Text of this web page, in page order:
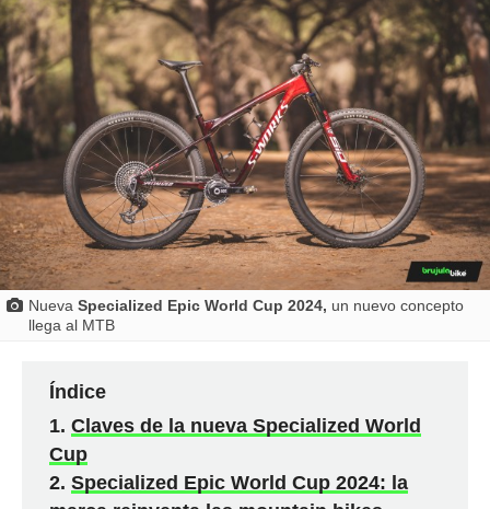
Nueva Specialized Epic World Cup 2024, un nuevo concepto
llega al MTB
Índice
Claves de la nueva Specialized World
Cup
Specialized Epic World Cup 2024: la